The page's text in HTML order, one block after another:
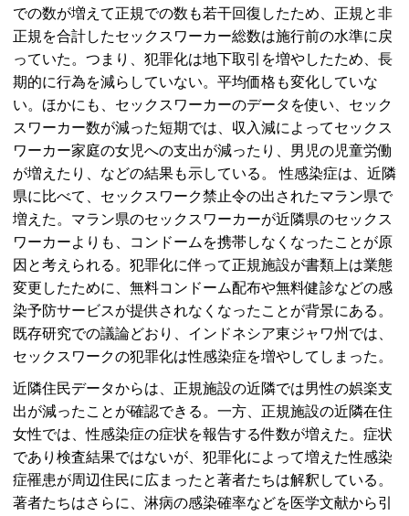
での数が増えて正規での数も若干回復したため、正規と非
正規を合計したセックスワーカー総数は施行前の水準に戻
っていた。つまり、犯罪化は地下取引を増やしたため、長
期的に行為を減らしていない。平均価格も変化していな
い。ほかにも、セックスワーカーのデータを使い、セック
スワーカー数が減った短期では、収入減によってセックス
ワーカー家庭の女児への支出が減ったり、男児の児童労働
が増えたり、などの結果も示している。 性感染症は、近隣
県に比べて、セックスワーク禁止令の出されたマラン県で
増えた。マラン県のセックスワーカーが近隣県のセックス
ワーカーよりも、コンドームを携帯しなくなったことが原
因と考えられる。犯罪化に伴って正規施設が書類上は業態
変更したために、無料コンドーム配布や無料健診などの感
染予防サービスが提供されなくなったことが背景にある。
既存研究での議論どおり、インドネシア東ジャワ州では、
セックスワークの犯罪化は性感染症を増やしてしまった。
近隣住民データからは、正規施設の近隣では男性の娯楽支
出が減ったことが確認できる。一方、正規施設の近隣在住
女性では、性感染症の症状を報告する件数が増えた。症状
であり検査結果ではないが、犯罪化によって増えた性感染
症罹患が周辺住民に広まったと著者たちは解釈している。
著者たちはさらに、淋病の感染確率などを医学文献から引